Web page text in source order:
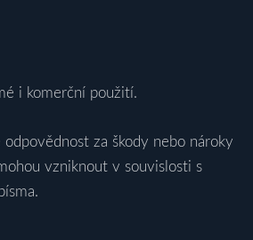
i komerční použití.
za škody nebo nároky
vzniknout v souvislosti s